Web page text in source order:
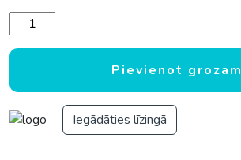
SUP dēļu spura BASIC daudzums
Pievienot grozam
Iegādāties līzingā